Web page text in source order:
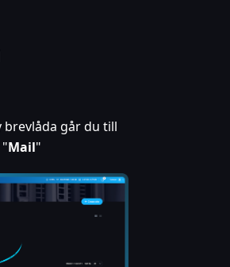
brevlåda går du till
Mail"